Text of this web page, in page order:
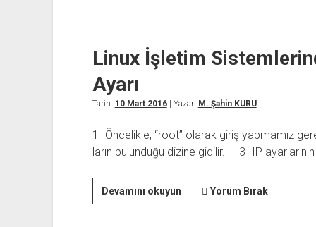
Linux İşletim
Ayarı
Tarih: 10 Mart 2016| Yazar: M. Şahin KURU
1- Öncelikle, “root” olarak giriş yapmamız
ların bulunduğu dizine gidilir. 3- IP
Devamını okuyunLinux
İşletim
Yorum Bırak